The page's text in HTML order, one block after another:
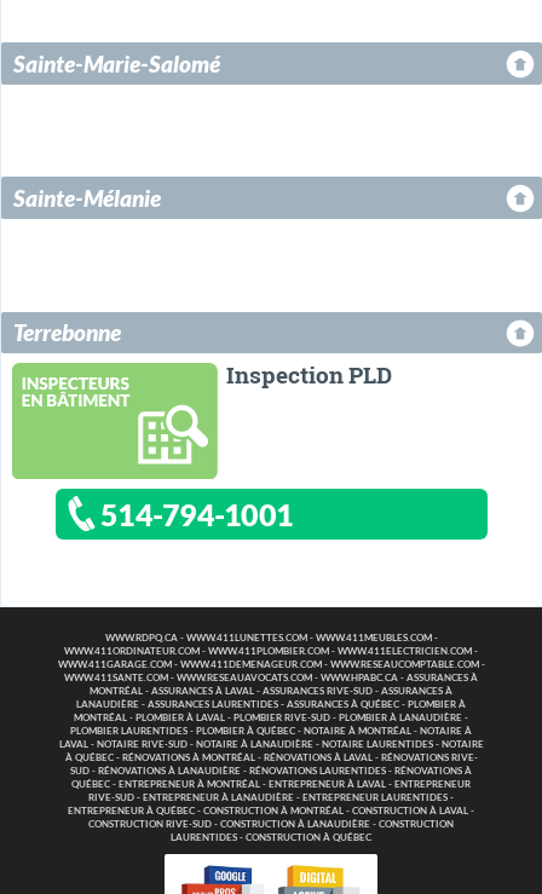
Sainte-Marie-Salomé
Sainte-Mélanie
Terrebonne
Inspection PLD
514-794-1001
WWW.RDPQ.CA - WWW.411LUNETTES.COM - WWW.411MEUBLES.COM -
WWW.411ORDINATEUR.COM - WWW.411PLOMBIER.COM - WWW.411ELECTRICIEN.COM -
WWW.411GARAGE.COM - WWW.411DEMENAGEUR.COM - WWW.RESEAUCOMPTABLE.COM -
WWW.411SANTE.COM - WWW.RESEAUAVOCATS.COM - WWW.HPABC.CA - ASSURANCES À
MONTRÉAL
- ASSURANCES À LAVAL - ASSURANCES RIVE-SUD - ASSURANCES À
LANAUDIÈRE - ASSURANCES LAURENTIDES - ASSURANCES À QUÉBEC - PLOMBIER À
MONTRÉAL
- PLOMBIER À LAVAL - PLOMBIER RIVE-SUD - PLOMBIER À LANAUDIÈRE -
PLOMBIER LAURENTIDES - PLOMBIER À QUÉBEC - NOTAIRE À MONTRÉAL - NOTAIRE À
LAVAL
- NOTAIRE RIVE-SUD- NOTAIRE À LANAUDIÈRE- NOTAIRE LAURENTIDES- NOTAIRE
À QUÉBEC- RÉNOVATIONS À MONTRÉAL - RÉNOVATIONS À LAVAL - RÉNOVATIONS RIVE-
SUD - RÉNOVATIONS À LANAUDIÈRE - RÉNOVATIONS LAURENTIDES - RÉNOVATIONS À
QUÉBEC - ENTREPRENEUR À MONTRÉAL - ENTREPRENEUR À LAVAL - ENTREPRENEUR
RIVE-SUD - ENTREPRENEUR À LANAUDIÈRE - ENTREPRENEUR LAURENTIDES -
ENTREPRENEUR À QUÉBEC - CONSTRUCTION À MONTRÉAL - CONSTRUCTION À LAVAL
-
CONSTRUCTION RIVE-SUD - CONSTRUCTION À LANAUDIÈRE - CONSTRUCTION
LAURENTIDES - CONSTRUCTION À QUÉBEC